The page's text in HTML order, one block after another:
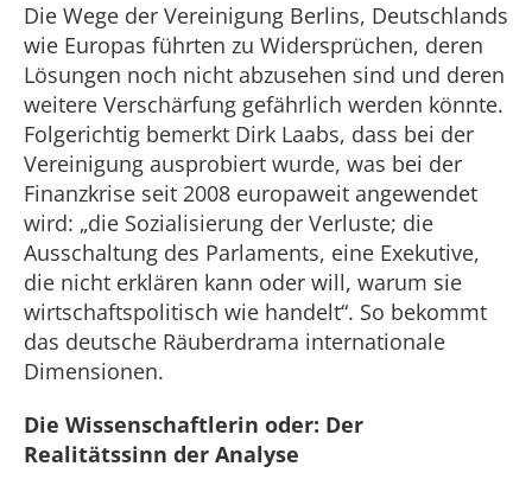
Die Wege der Vereinigung Berlins, Deutschlands
wie Europas führten zu Widersprüchen, deren
Lösungen noch nicht abzusehen sind und deren
weitere Verschärfung gefährlich werden könnte.
Folgerichtig bemerkt Dirk Laabs, dass bei der
Vereinigung ausprobiert wurde, was bei der
Finanzkrise seit 2008 europaweit angewendet
wird: „die Sozialisierung der Verluste; die
Ausschaltung des Parlaments, eine Exekutive,
die nicht erklären kann oder will, warum sie
wirtschaftspolitisch wie handelt“. So bekommt
das deutsche Räuberdrama internationale
Dimensionen.
Die Wissenschaftlerin oder: Der
Realitätssinn der Analyse